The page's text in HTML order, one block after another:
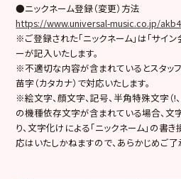
●ニックネーム登録（変更）方法
https://www.universal-music.co.jp/
※ご登録された「ニックネーム」は「サイ
ーが記入いたします。
※不適切な内容が含まれているとスタッ
苗字（カタカナ）で対応いたします。
※絵文字、顔文字、記号、半角特殊文字（!
の機種依存文字が含まれている場合、
り、文字化けによる「ニックネーム」の書
応はいたしかねますので、あらかじめご了